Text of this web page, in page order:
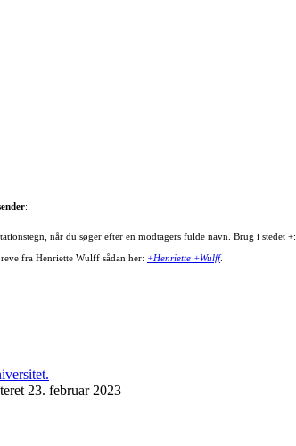
:
når du søger efter en modtagers fulde navn. Brug i stedet +:
fra Henriette Wulff sådan her: +Henriette +Wulff.
23. februar 2023